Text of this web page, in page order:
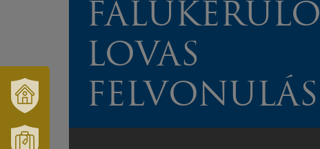
ÉS
TÉRSÉGÜNK
FALUKERÜLŐ
LOVAS
FELVONULÁS